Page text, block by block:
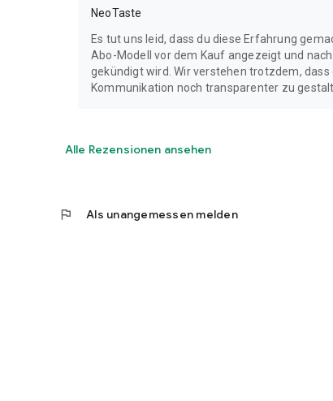
NeoTaste
Es tut uns leid, dass du diese Erfahrung
Abo-Modell vor dem Kauf angezeigt und
gekündigt wird. Wir verstehen trotzdem,
Kommunikation noch transparenter zu
Alle Rezensionen ansehen
flag Als unangemessen melden